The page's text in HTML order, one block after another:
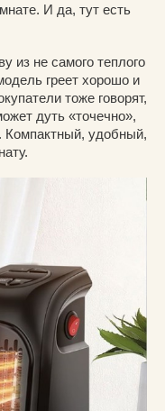
И да, тут есть
из не самого теплого
греет хорошо и
тоже говорят,
дуть «точечно»,
Компактный, удобный,